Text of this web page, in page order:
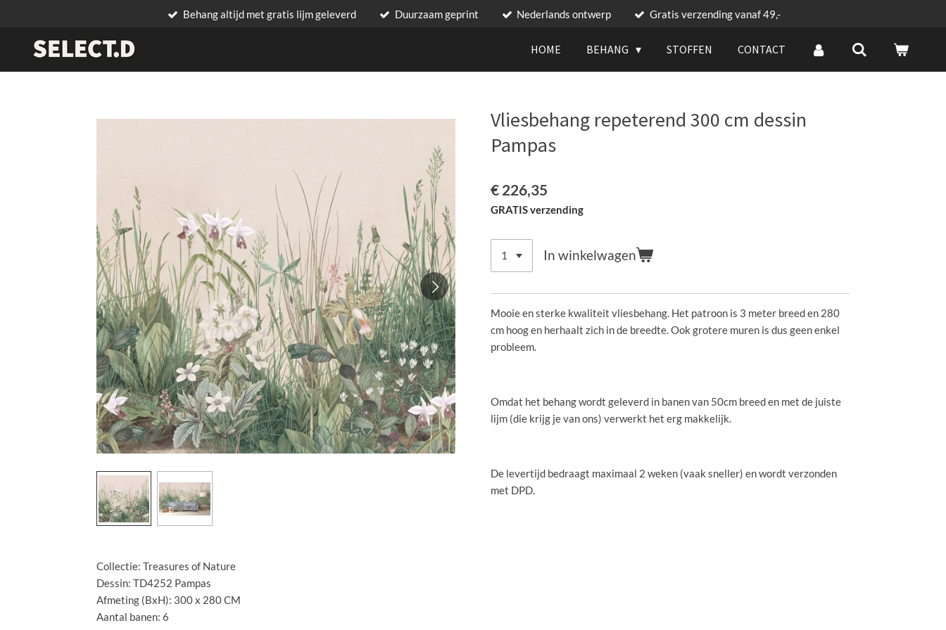
Behang altijd met gratis lijm geleverd Duurzaam geprint Nederlands ontwerp Gratis verzending vanaf 49,-
HOME BEHANG STOFFEN CONTACT
Vliesbehang repeterend 300 cm dessin
Pampas
€ 226,35
GRATIS verzending
In winkelwagen
Mooie en sterke kwaliteit vliesbehang. Het patroon is 3 meter breed en 280
cm hoog en herhaalt zich in de breedte. Ook grotere muren is dus geen enkel
probleem.
Omdat het behang wordt geleverd in banen van 50cm breed en met de juiste
lijm (die krijg je van ons) verwerkt het erg makkelijk.
De levertijd bedraagt maximaal 2 weken (vaak sneller) en wordt verzonden
met DPD.
Collectie: Treasures of Nature
Dessin: TD4252 Pampas
Afmeting (BxH): 300 x 280 CM
Aantal banen: 6